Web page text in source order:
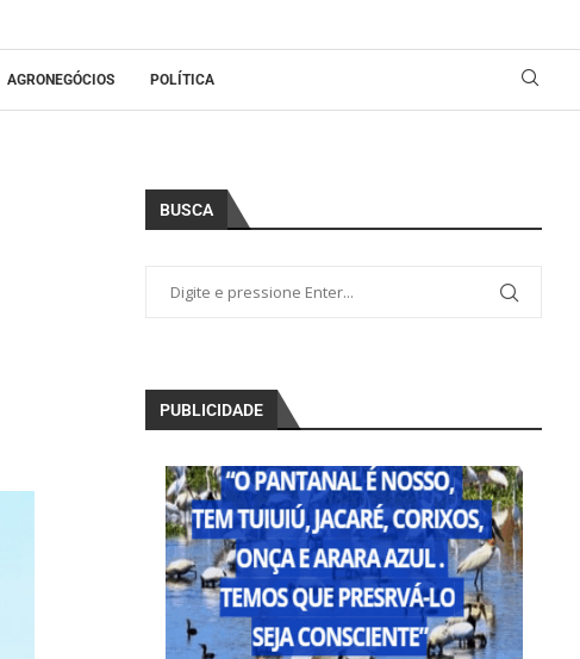
AGRONEGÓCIOS POLÍTICA
BUSCA
PUBLICIDADE